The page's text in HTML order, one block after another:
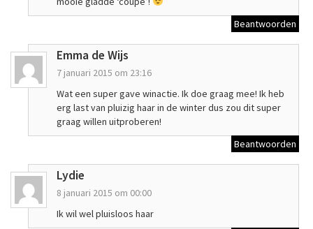
Beantwoorden
Emma de Wijs
7 januari 2015 om 23:16
Wat een super gave winactie. Ik doe graag mee! Ik heb
erg last van pluizig haar in de winter dus zou dit super
graag willen uitproberen!
Beantwoorden
Lydie
8 januari 2015 om 00:00
Ik wil wel pluisloos haar